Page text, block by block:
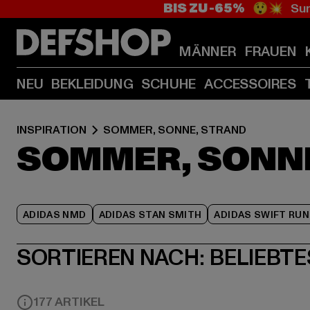
BIS ZU -65% 😲💥
MÄNNER FRAUEN
NEU BEKLEIDUNG SCHUHE ACCESSOIRES
INSPIRATION SOMMER, SONNE, STRAND
SOMMER,
ADIDAS NMD ADIDAS STAN SMITH ADIDAS SWIFT RUN
SORTIEREN NACH:
177 ARTIKEL